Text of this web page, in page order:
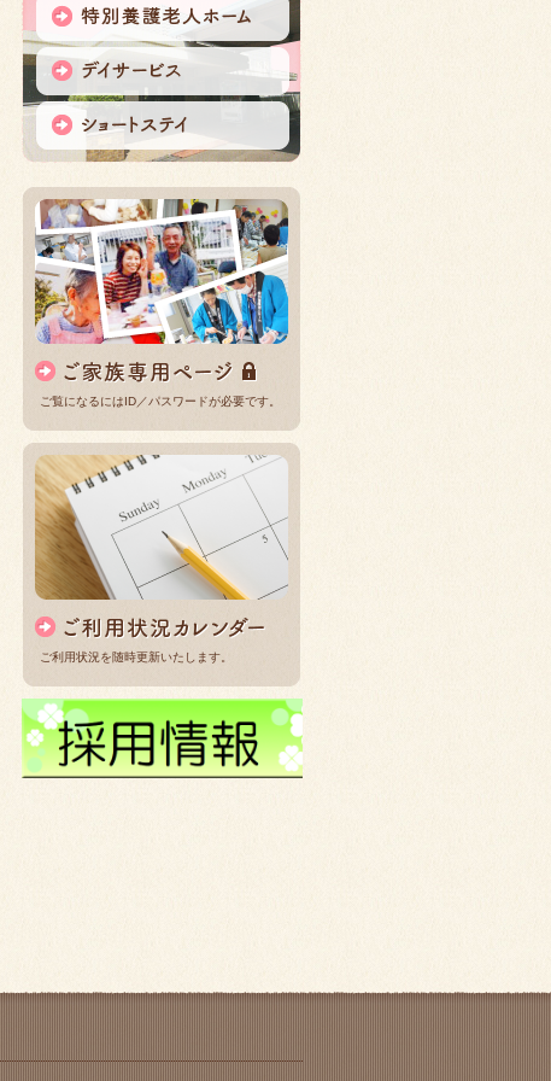
ご覧になるにはID／パスワードが必要です。
ご利用状況を随時更新いたします。